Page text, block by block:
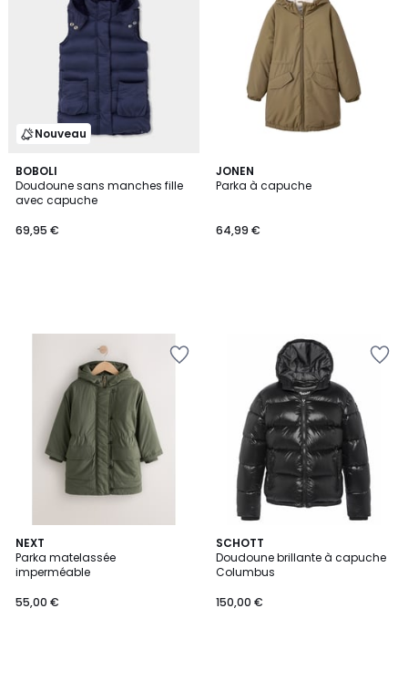
Nouveau
BOBOLI
Doudoune sans manches fille
avec capuche
69,95 €
JONEN
Parka à capuche
64,99 €
NEXT
Parka matelassée
imperméable
55,00 €
SCHOTT
Doudoune brillante à capuche
Columbus
150,00 €